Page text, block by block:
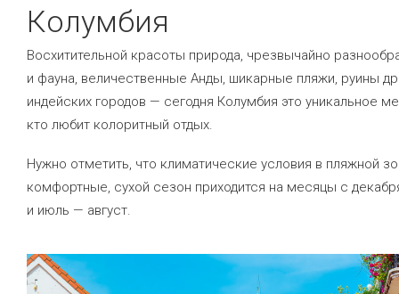
Колумбия
Восхитительной красоты природа, чрезвычайно
и фауна, величественные Анды, шикарные пляжи, руины
индейских городов — сегодня Колумбия это уникальное
кто любит колоритный отдых.
Нужно отметить, что климатические условия в пляжной
комфортные, сухой сезон приходится на месяцы с
и июль — август.